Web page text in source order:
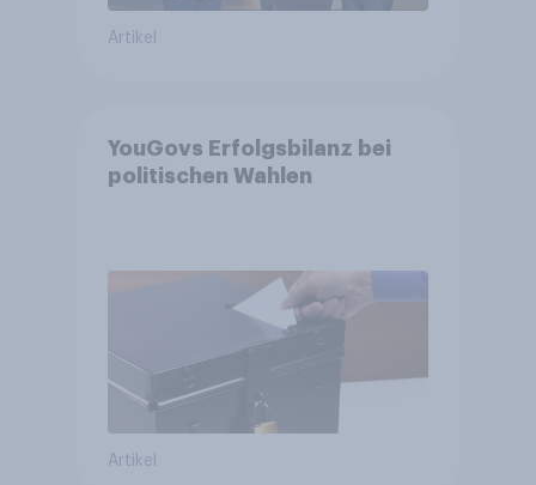
Artikel
YouGovs Erfolgsbilanz bei
politischen Wahlen
Artikel